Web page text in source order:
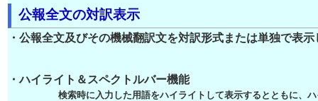
公報全文の対訳表示
・公報全文及びその機械翻訳文を対訳形式または単独で表示
・ハイライト＆スペクトルバー機能
検索時に入力した用語をハイライトして表示するとともに、ハ